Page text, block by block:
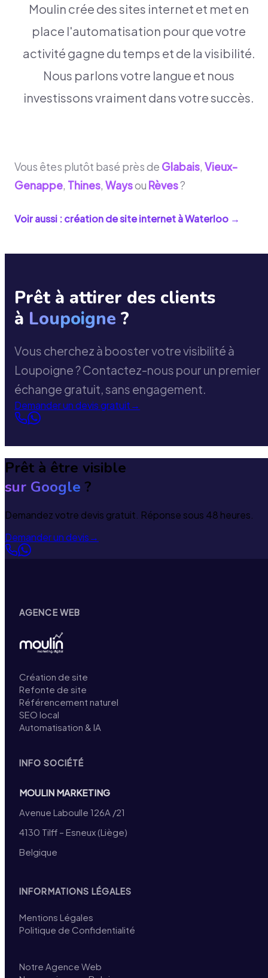
Moulin crée des sites internet et met en
place l'automatisation pour que votre
activité gagne du temps et de la visibilité.
Nous parlons votre langue et nous
investissons vraiment dans votre succès.
Vous êtes plutôt basé près de Glabais, Vieux-
Genappe, Thines, Waysou Rèves?
Voir aussi : création de site internet àWaterloo →
Prêt à attirer des clients
à Loupoigne ?
Vous cherchez à booster votre visibilité à
Loupoigne ? Contactez-nous pour un premier
échange gratuit, sans engagement.
Demander un devis gratuit→
Prêt à être visible
sur Google ?
Demandez votre devis gratuit. Réponse sous 48 heures.
Demander un devis→
AGENCE WEB
Création de site
Refonte de site
Référencement naturel
SEO local
Automatisation & IA
INFO SOCIÉTÉ
MOULIN MARKETING
Avenue Laboulle 126A /21
4130 Tilff – Esneux (Liège)
Belgique
INFORMATIONS LÉGALES
Mentions Légales
Politique de Confidentialité
Notre Agence Web